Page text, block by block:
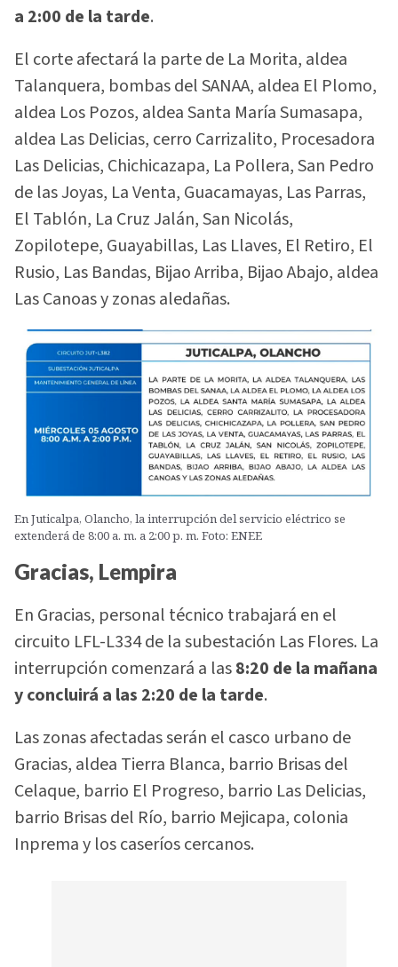
a 2:00 de la tarde.
El corte afectará la parte de La Morita, aldea
Talanquera, bombas del SANAA, aldea El Plomo,
aldea Los Pozos, aldea Santa María Sumasapa,
aldea Las Delicias, cerro Carrizalito, Procesadora
Las Delicias, Chichicazapa, La Pollera, San Pedro
de las Joyas, La Venta, Guacamayas, Las Parras,
El Tablón, La Cruz Jalán, San Nicolás,
Zopilotepe, Guayabillas, Las Llaves, El Retiro, El
Rusio, Las Bandas, Bijao Arriba, Bijao Abajo, aldea
Las Canoas y zonas aledañas.
En Juticalpa, Olancho, la interrupción del servicio eléctrico se
extenderá de 8:00 a. m. a 2:00 p. m. Foto: ENEE
Gracias, Lempira
En Gracias, personal técnico trabajará en el
circuito LFL-L334 de la subestación Las Flores. La
interrupción comenzará a las8:20 de la mañana
y concluirá a las 2:20 de la tarde.
Las zonas afectadas serán el casco urbano de
Gracias, aldea Tierra Blanca, barrio Brisas del
Celaque, barrio El Progreso, barrio Las Delicias,
barrio Brisas del Río, barrio Mejicapa, colonia
Inprema y los caseríos cercanos.